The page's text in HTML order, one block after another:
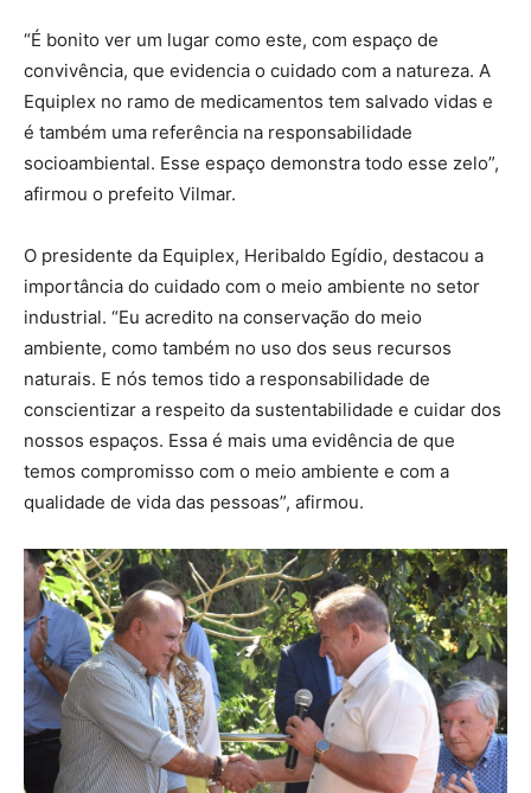
“É bonito ver um lugar como este, com espaço de
convivência, que evidencia o cuidado com a natureza. A
Equiplex no ramo de medicamentos tem salvado vidas e
é também uma referência na responsabilidade
socioambiental. Esse espaço demonstra todo esse zelo”,
afirmou o prefeito Vilmar.
O presidente da Equiplex, Heribaldo Egídio, destacou a
importância do cuidado com o meio ambiente no setor
industrial. “Eu acredito na conservação do meio
ambiente, como também no uso dos seus recursos
naturais. E nós temos tido a responsabilidade de
conscientizar a respeito da sustentabilidade e cuidar dos
nossos espaços. Essa é mais uma evidência de que
temos compromisso com o meio ambiente e com a
qualidade de vida das pessoas”, afirmou.